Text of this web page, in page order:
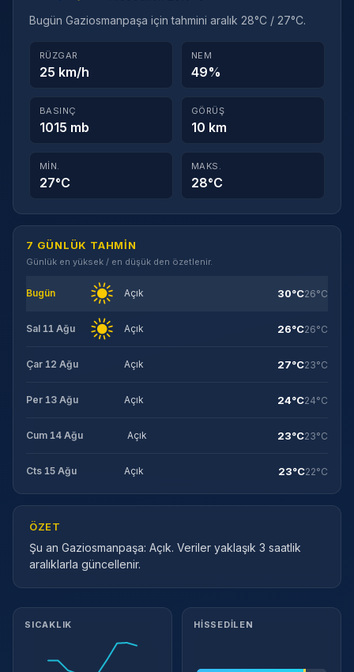
Bugün Gaziosmanpaşa için tahmini aralık 28°C / 27°C.
RÜZGAR
25 km/h
NEM
49%
BASINÇ
1015 mb
GÖRÜŞ
10 km
MIN.
27°C
MAKS.
28°C
7 GÜNLÜK TAHMIN
Günlük en yüksek / en düşük den özetlenir.
Bugün Açık 30°C26°C
Sal 11 Ağu Açık 26°C26°C
Çar 12 Ağu Açık 27°C23°C
Per 13 Ağu Açık 24°C24°C
Cum 14 Ağu Açık 23°C23°C
Cts 15 Ağu Açık 23°C22°C
ÖZET
Şu an Gaziosmanpaşa: Açık. Veriler yaklaşık 3 saatlik
aralıklarla güncellenir.
Meteorolojik ayrıntılar
SICAKLIK HISSEDILEN